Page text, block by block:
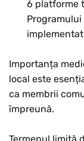
6 platforme
Programului
implementat
Importanța
local este
ca membrii
împreună.
Termenul limită